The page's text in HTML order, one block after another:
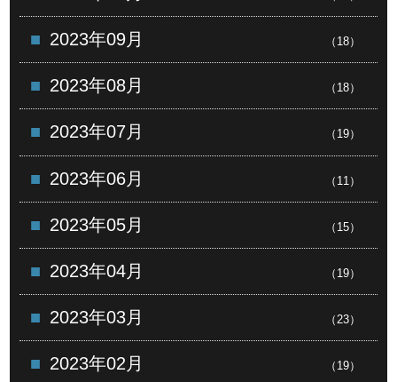
2023年09月 （18）
2023年08月 （18）
2023年07月 （19）
2023年06月 （11）
2023年05月 （15）
2023年04月 （19）
2023年03月 （23）
2023年02月 （19）